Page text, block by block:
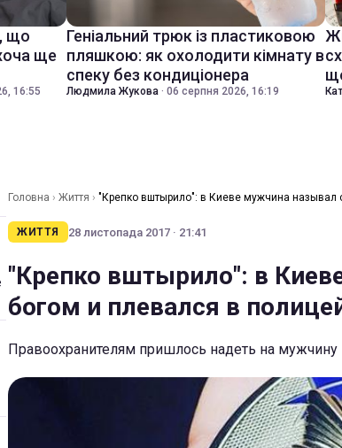
що
ще
16:55
Геніальний трюк із пластиковою
пляшкою: як охолодити кімнату в
спеку без кондиціонера
Людмила Жукова · 06 серпня 2026, 16:19
Головна › Життя › "Крепко вштырило": в Киеве мужчина называл
ЖИТТЯ 28 листопада 2017 · 21:41
"Крепко вштырило": в
богом и плевался в
Правоохранителям пришлось надеть на